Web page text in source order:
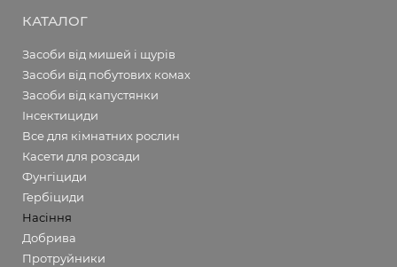
КАТАЛОГ
Засоби від мишей і щурів
Засоби від побутових комах
Засоби від капустянки
Інсектициди
Все для кімнатних рослин
Касети для розсади
Фунгіциди
Гербіциди
Насіння
Добрива
Протруйники